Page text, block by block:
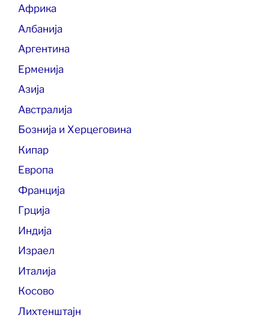
Африка
Албанија
Аргентина
Ерменија
Азија
Австралија
Бознија и Херцеговина
Кипар
Европа
Франција
Грција
Индија
Израел
Италија
Косово
Лихтенштајн